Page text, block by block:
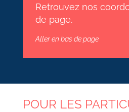
Retrouvez nos
de page.
Aller en bas de page
POUR LES